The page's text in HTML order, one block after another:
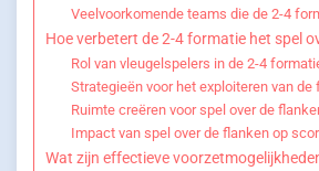
Veelvoorkomende teams die de 2-4
Hoe verbetert de 2-4 formatie het spel
Rol van vleugelspelers in de 2-4
Strategieën voor het exploiteren van de
Ruimte creëren voor spel over de
Impact van spel over de flanken op
Wat zijn effectieve